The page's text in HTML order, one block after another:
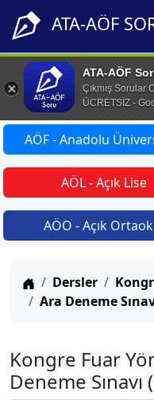
ATA-AÖF
ATA-AÖF
Çıkmış Sorular
ÜCRETSİZ -
AÖF - Anadolu
AÖL - Açık Lise
AÖO - Açık
Anasayfa
Dersler
Ara Deneme
Kongre Fuar
Deneme Sınavı